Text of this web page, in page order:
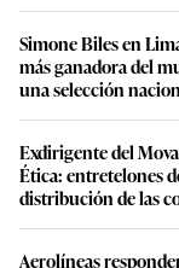
Simone Biles en
más ganadora del
una selección
Exdirigente del
Ética: entretelones
distribución de las
Aerolíneas